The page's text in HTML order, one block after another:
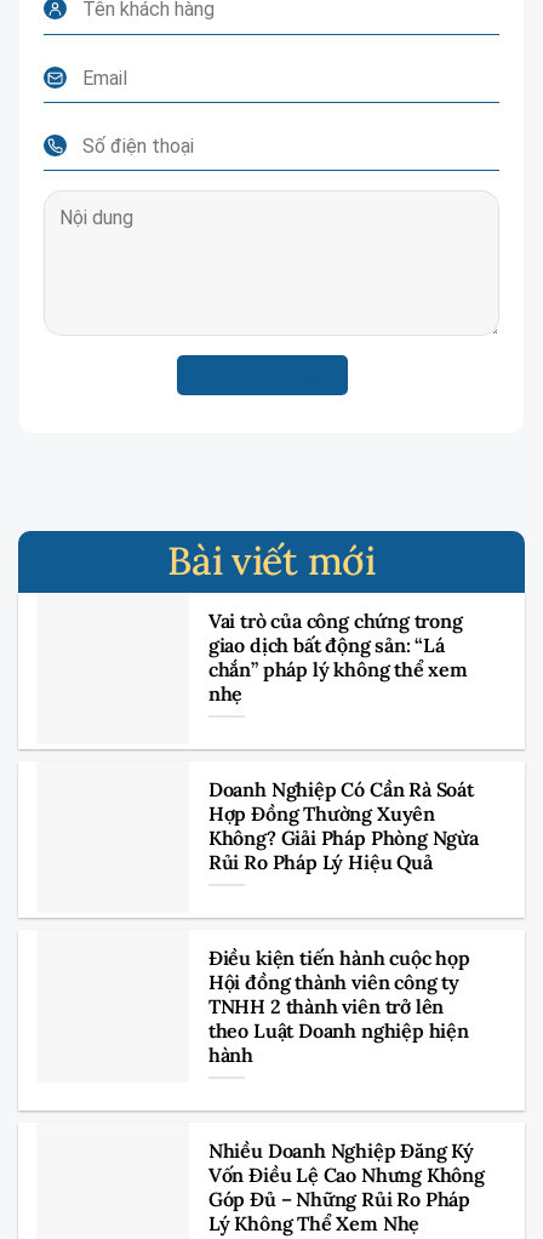
Bài viết mới
Vai trò của công chứng trong
giao dịch bất động sản: “Lá
chắn” pháp lý không thể xem
nhẹ
Doanh Nghiệp Có Cần Rà Soát
Hợp Đồng Thường Xuyên
Không? Giải Pháp Phòng Ngừa
Rủi Ro Pháp Lý Hiệu Quả
Điều kiện tiến hành cuộc họp
Hội đồng thành viên công ty
TNHH 2 thành viên trở lên
theo Luật Doanh nghiệp hiện
hành
Nhiều Doanh Nghiệp Đăng Ký
Vốn Điều Lệ Cao Nhưng Không
Góp Đủ – Những Rủi Ro Pháp
Lý Không Thể Xem Nhẹ